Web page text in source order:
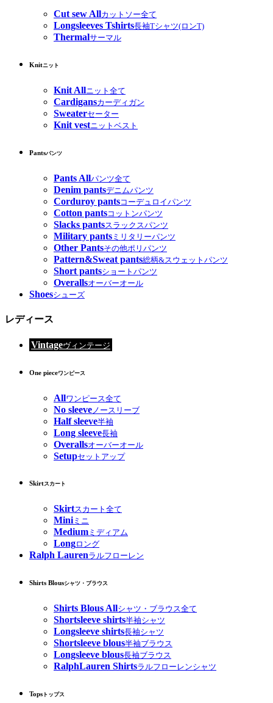
Cut sew Allカットソー全て
Longsleeves Tshirts長袖Tシャツ(ロンT)
Thermalサーマル
Knitニット
Knit Allニット全て
Cardigansカーディガン
Sweaterセーター
Knit vestニットベスト
Pantsパンツ
Pants Allパンツ全て
Denim pantsデニムパンツ
Corduroy pantsコーデュロイパンツ
Cotton pantsコットンパンツ
Slacks pantsスラックスパンツ
Military pants ミリタリーパンツ
Other Pantsその他ポリパンツ
Pattern&Sweat pants総柄&スウェットパンツ
Short pantsショートパンツ
Overallsオーバーオール
Shoesシューズ
レディース
Vintageヴィンテージ
One pieceワンピース
Allワンピース全て
No sleeve ノースリーブ
Half sleeve半袖
Long sleeve長袖
Overallsオーバーオール
Setupセットアップ
Skirtスカート
Skirtスカート全て
Miniミニ
Medium ミディアム
Longロング
Ralph Laurenラルフローレン
Shirts Blousシャツ・ブラウス
Shirts Blous Allシャツ・ブラウス全て
Shortsleeve shirts半袖シャツ
Longsleeve shirts長袖シャツ
Shortsleeve blous半袖ブラウス
Longsleeve blous長袖ブラウス
RalphLauren Shirtsラルフローレンシャツ
Tops トップス